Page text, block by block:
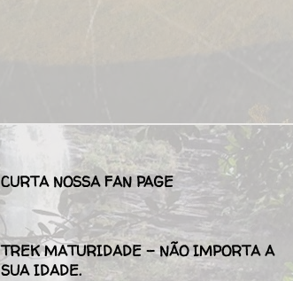
CURTA NOSSA FAN PAGE
TREK MATURIDADE - NÃO IMPORTA A
SUA IDADE.